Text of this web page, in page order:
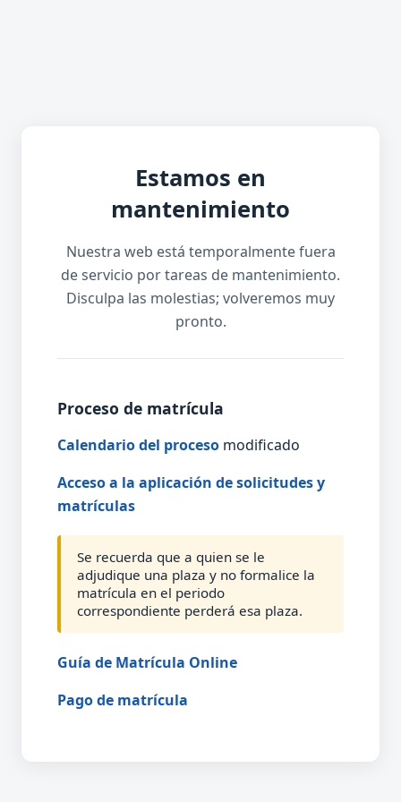
Estamos en
mantenimiento
Nuestra web está temporalmente fuera
de servicio por tareas de mantenimiento.
Disculpa las molestias; volveremos muy
pronto.
Proceso de matrícula
Calendario del proceso modificado
Acceso a la aplicación de solicitudes y
matrículas
Se recuerda que a quien se le
adjudique una plaza y no formalice la
matrícula en el periodo
correspondiente perderá esa plaza.
Guía de Matrícula Online
Pago de matrícula